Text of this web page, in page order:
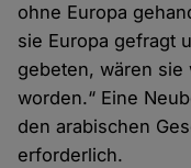
ohne Europa
sie Europa gefragt
gebeten, wären sie
worden.“ Eine
den arabischen
erforderlich.